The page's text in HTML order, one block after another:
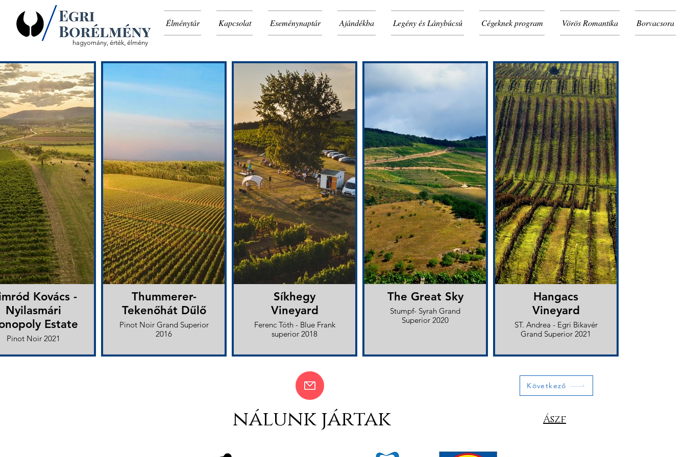
Élménytár Kapcsolat Eseménynaptár Ajándékba Legény és Lánybúcsú Cégeknek program Vörös Romantika Borvacsora
hagyomány, érték, élmény
Kovács -
Nyilasmári
Estate
Pinot Noir 2021
Thummerer-
Tekenőhát Dűlő
Pinot Noir Grand Superior
2016
Síkhegy
Vineyard
Ferenc Tóth - Blue Frank
superior 2018
The Great Sky
Stumpf- Syrah Grand
Superior 2020
Hangacs
Vineyard
ST. Andrea - Egri Bikavér
Grand Superior 2021
Következő
nálunk jártak Ászf